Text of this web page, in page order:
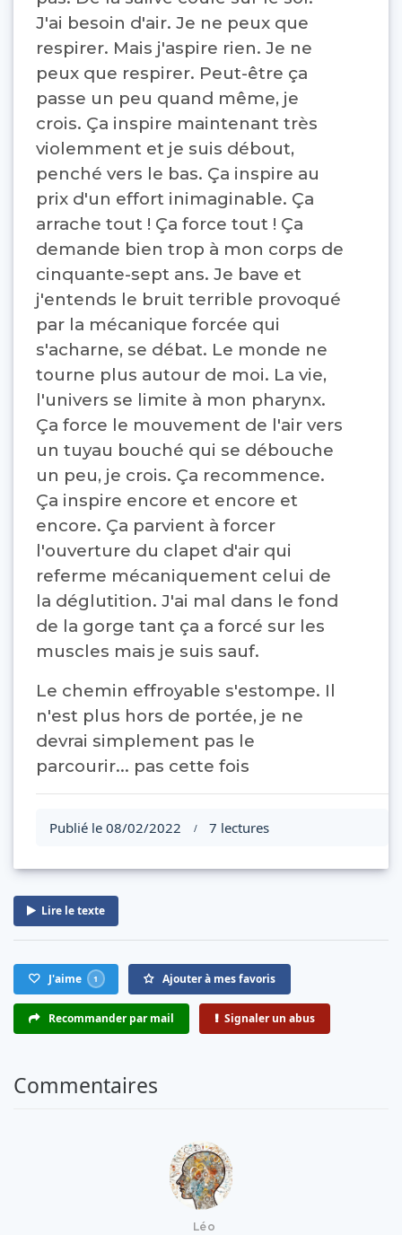
J'ai besoin d'air. Je ne peux que
respirer. Mais j'aspire rien. Je ne
peux que respirer. Peut-être ça
passe un peu quand même, je
crois. Ça inspire maintenant très
violemment et je suis débout,
penché vers le bas. Ça inspire au
prix d'un effort inimaginable. Ça
arrache tout ! Ça force tout ! Ça
demande bien trop à mon corps de
cinquante-sept ans. Je bave et
j'entends le bruit terrible provoqué
par la mécanique forcée qui
s'acharne, se débat. Le monde ne
tourne plus autour de moi. La vie,
l'univers se limite à mon pharynx.
Ça force le mouvement de l'air vers
un tuyau bouché qui se débouche
un peu, je crois. Ça recommence.
Ça inspire encore et encore et
encore. Ça parvient à forcer
l'ouverture du clapet d'air qui
referme mécaniquement celui de
la déglutition. J'ai mal dans le fond
de la gorge tant ça a forcé sur les
muscles mais je suis sauf.
Le chemin effroyable s'estompe. Il
n'est plus hors de portée, je ne
devrai simplement pas le
parcourir... pas cette fois
Publié le 08/02/2022 / 7 lectures
Lire le texte
J'aime 1 Ajouter à mes favoris
Recommander par mail Signaler un abus
Commentaires
Léo